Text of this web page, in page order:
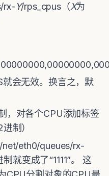
rx- Y/rps_cpus（X为
会无效。换言之，默
，对各个CPU添加标签
制）
eth0/queues/rx-
就变成了“1111”。 这